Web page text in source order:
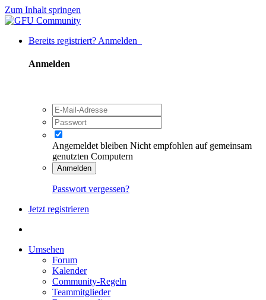
Zum Inhalt springen
Bereits registriert? Anmelden
Anmelden
Angemeldet bleiben Nicht empfohlen auf gemeinsam
genutzten Computern
Anmelden
Passwort vergessen?
Jetzt registrieren
Umsehen
Forum
Kalender
Community-Regeln
Teammitglieder